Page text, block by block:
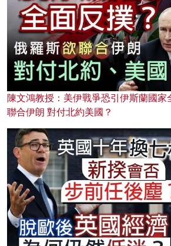
陳文鴻教授：美伊戰爭恐引伊斯蘭國家
聯合伊朗 對付北約美國？